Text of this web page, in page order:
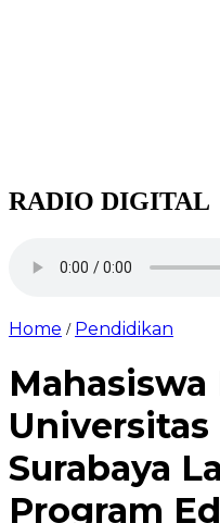
RADIO DIGITAL
Home / Pendidikan
Mahasiswa
Universitas
Surabaya
Program